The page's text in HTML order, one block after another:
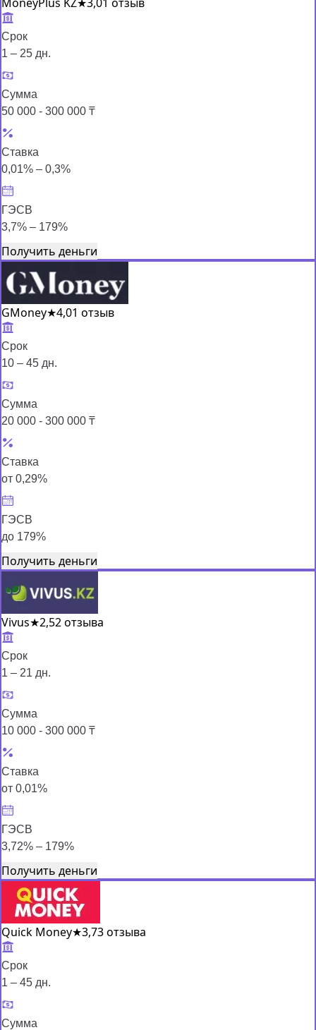
Срок
1 – 25 дн.
Сумма
50 000 - 300 000 ₸
Ставка
0,01% – 0,3%
ГЭСВ
3,7% – 179%
Получить деньги
GMoney★4,01 отзыв
Срок
10 – 45 дн.
Сумма
20 000 - 300 000 ₸
Ставка
от 0,29%
ГЭСВ
до 179%
Получить деньги
Vivus★2,52 отзыва
Срок
1 – 21 дн.
Сумма
10 000 - 300 000 ₸
Ставка
от 0,01%
ГЭСВ
3,72% – 179%
Получить деньги
Quick Money★3,73 отзыва
Срок
1 – 45 дн.
Сумма